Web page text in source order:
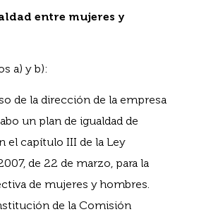
entre mujeres y
a) y b):
de la dirección de la empresa
un plan de igualdad de
el capítulo III de la Ley
de 22 de marzo, para la
de mujeres y hombres.
de la Comisión